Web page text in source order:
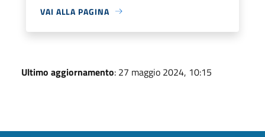
VAI ALLA PAGINA
Ultimo aggiornamento: 27 maggio 2024, 10:15